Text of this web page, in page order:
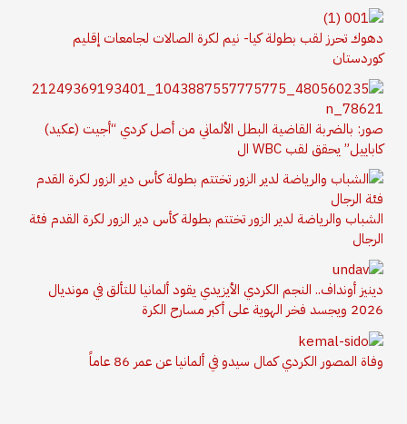
دهوك تحرز لقب بطولة كيا- نيم لكرة الصالات لجامعات إقليم
كوردستان
صور: بالضربة القاضية البطل الألماني من أصل كردي “أجيت (عكيد)
كاباييل” يحقق لقب WBC ال
الشباب والرياضة لدير الزور تختتم بطولة كأس دير الزور لكرة القدم فئة
الرجال
دينيز أونداف.. النجم الكردي الأيزيدي يقود ألمانيا للتألق في مونديال
2026 ويجسد فخر الهوية على أكبر مسارح الكرة
وفاة المصور الكردي كمال سيدو في ألمانيا عن عمر 86 عاماً